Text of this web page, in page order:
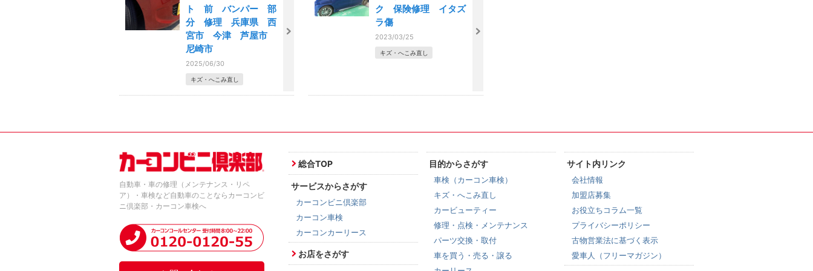
ト 前 バンパー 部
分 修理 兵庫県 西
宮市 今津 芦屋市
尼崎市
2025/06/30
キズ・へこみ直し
ク 保険修理 イタズ
ラ傷
2023/03/25
キズ・へこみ直し
自動車・車の修理（メンテナンス・リペ
ア）・車検など自動車のことならカーコンビ
ニ倶楽部・カーコン車検へ
総合TOP
サービスからさがす
カーコンビニ倶楽部
カーコン車検
カーコンカーリース
お店をさがす
目的からさがす
車検（カーコン車検）
キズ・へこみ直し
カービューティー
修理・点検・メンテナンス
パーツ交換・取付
車を買う・売る・譲る
サイト内リンク
会社情報
加盟店募集
お役立ちコラム一覧
プライバシーポリシー
古物営業法に基づく表示
愛車人（フリーマガジン）